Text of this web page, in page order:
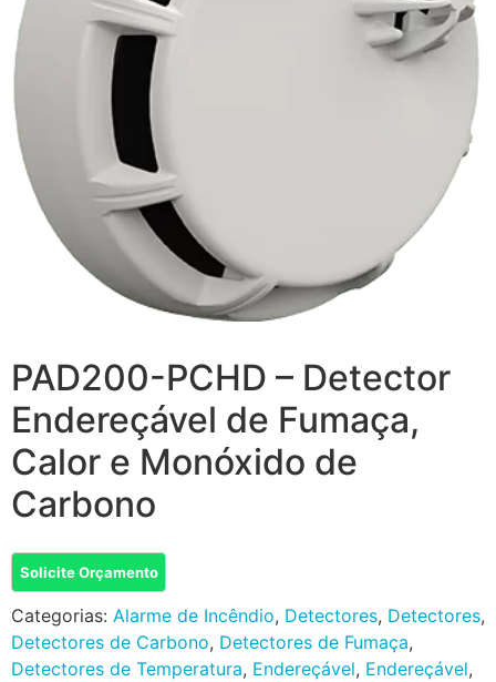
PAD200-PCHD – Detector
Endereçável de Fumaça,
Calor e Monóxido de
Carbono
Solicite Orçamento
Categorias: Alarme de Incêndio, Detectores, Detectores,
Detectores de Carbono, Detectores de Fumaça,
Detectores de Temperatura, Endereçável, Endereçável,